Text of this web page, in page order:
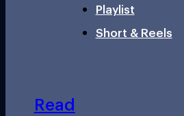
Playlist
Short & Reels
Read